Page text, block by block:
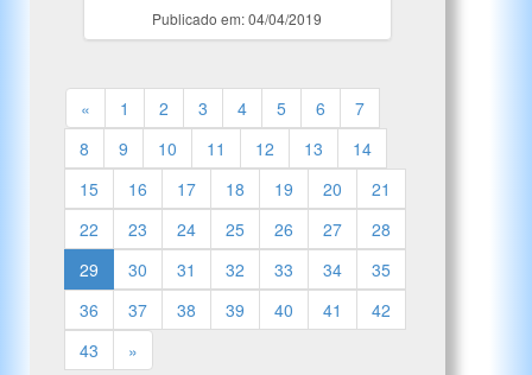
Publicado em: 04/04/2019
« 1 2 3 4 5 6
7
8
9 10 11 12 13
14
15
16 17 18 19 20
21
22
23 24 25 26 27
28
29
30 31 32 33 34
35
36
37 38 39 40 41
42
43
»